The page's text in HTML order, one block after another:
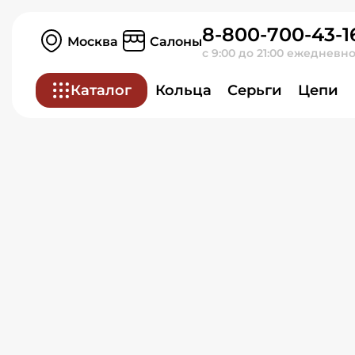
Москва Салоны8-800-700-43-
с 9:00 до 21:00
Каталог Кольца Серьги Цепи
Обручальное кольцо